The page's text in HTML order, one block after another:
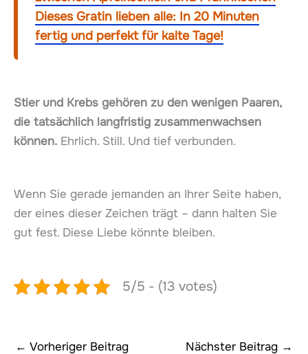
Dieses Gratin lieben alle: In 20 Minuten
fertig und perfekt für kalte Tage!
Stier und Krebs gehören zu den wenigen Paaren,
die tatsächlich langfristig zusammenwachsen
können. Ehrlich. Still. Und tief verbunden.
Wenn Sie gerade jemanden an Ihrer Seite haben,
der eines dieser Zeichen trägt – dann halten Sie
gut fest. Diese Liebe könnte bleiben.
5/5 - (13 votes)
← Vorheriger Beitrag Nächster Beitrag →